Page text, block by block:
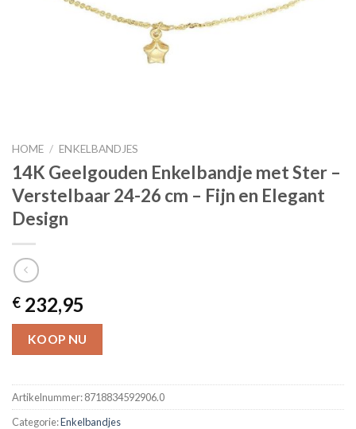
HOME / ENKELBANDJES
14K Geelgouden Enkelbandje met Ster –
Verstelbaar 24-26 cm – Fijn en Elegant
Design
€ 232,95
KOOP NU
Artikelnummer:8718834592906.0
Categorie:Enkelbandjes